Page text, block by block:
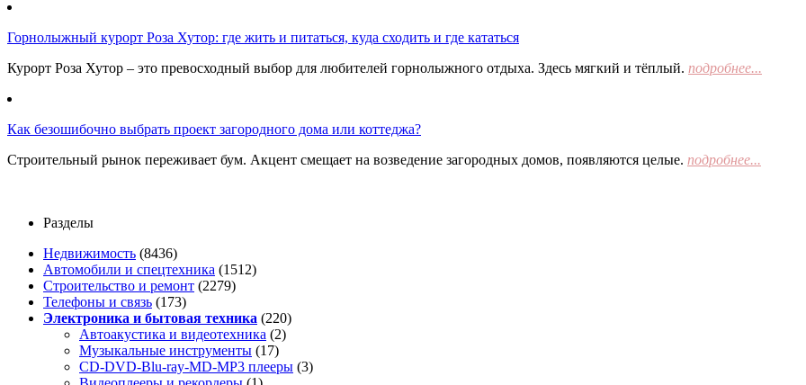
Горнолыжный курорт Роза Хутор: где жить и питаться, куда сходить и где кататься
Курорт Роза Хутор – это превосходный выбор для любителей горнолыжного отдыха. Здесь мягкий и тёплый. подробнее...
Как безошибочно выбрать проект загородного дома или коттеджа?
Строительный рынок переживает бум. Акцент смещает на возведение загородных домов, появляются целые. подробнее...
Разделы
Недвижимость (8436)
Автомобили и спецтехника (1512)
Строительство и ремонт (2279)
Телефоны и связь (173)
Электроника и бытовая техника (220)
Автоакустика и видеотехника (2)
Музыкальные инструменты (17)
CD-DVD-Blu-ray-MD-MP3 плееры (3)